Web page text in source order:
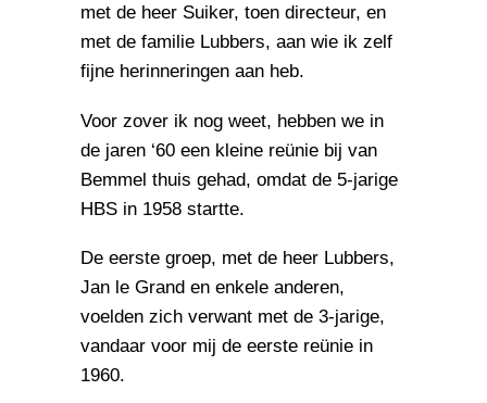
met de heer Suiker, toen directeur, en
met de familie Lubbers, aan wie ik zelf
fijne herinneringen aan heb.
Voor zover ik nog weet, hebben we in
de jaren ‘60 een kleine reünie bij van
Bemmel thuis gehad, omdat de 5-jarige
HBS in 1958 startte.
De eerste groep, met de heer Lubbers,
Jan le Grand en enkele anderen,
voelden zich verwant met de 3-jarige,
vandaar voor mij de eerste reünie in
1960.